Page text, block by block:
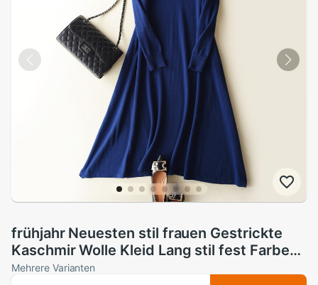
frühjahr Neuesten stil frauen Gestrickte
Kaschmir Wolle Kleid Lang stil fest Farbe
runden kragen A-linie
Mehrere Varianten